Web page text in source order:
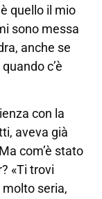
quello il mio
sono messa
anche se
c’è
con la
aveva già
com’è stato
«Ti trovi
seria,